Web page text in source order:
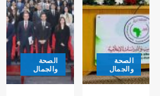
الصحة
والجمال
الصحة
والجمال